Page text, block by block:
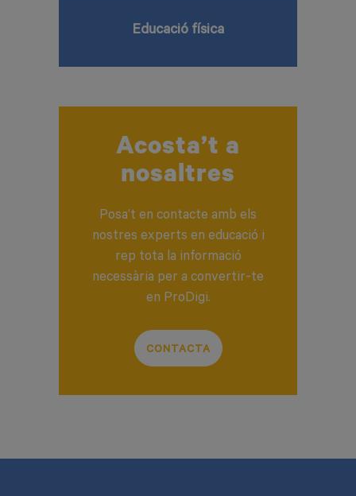
Educació física
Acosta’t a
nosaltres
Posa’t en contacte amb els
nostres experts en educació i
rep tota la informació
necessària per a convertir-te
en ProDigi.
CONTACTA